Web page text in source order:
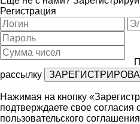
Регистрация
рассылку
Нажимая на кнопку
подтверждаете свое согласия
пользовательского соглашения